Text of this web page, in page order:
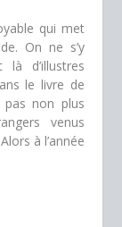
qui met
On ne s’y
d’illustres
le livre de
pas non plus
venus
à l’année